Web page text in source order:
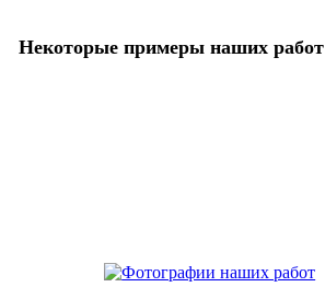
Некоторые примеры наших работ